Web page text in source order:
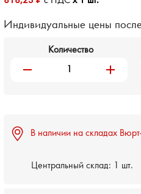
Индивидуальные цены
Количество
remove add
В наличии на складах
Центральный склад: 1 шт.